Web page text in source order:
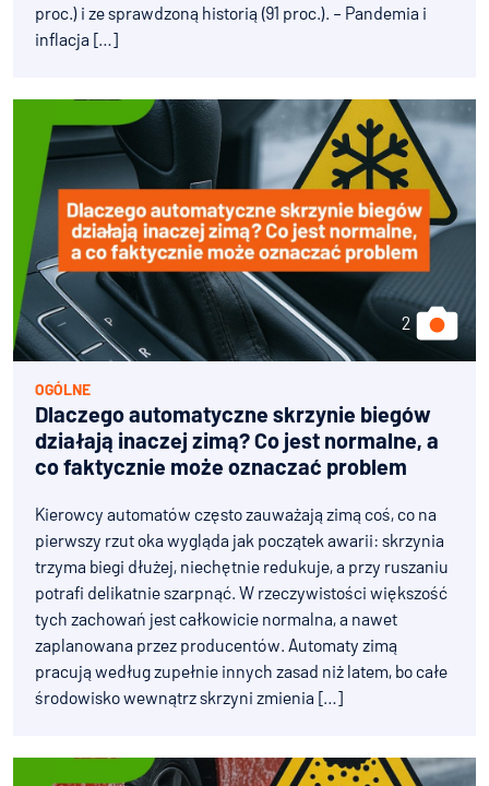
Jak kupić auto na
Bidcar?
Jak sprzedać auto
Jak wystawić auto
proc.) i ze sprawdzoną historią (91 proc.). – Pandemia i
inflacja […]
OGÓLNE
Dlaczego automatyczne skrzynie biegów
działają inaczej zimą? Co jest normalne, a
co faktycznie może oznaczać problem
Kierowcy automatów często zauważają zimą coś, co na
pierwszy rzut oka wygląda jak początek awarii: skrzynia
trzyma biegi dłużej, niechętnie redukuje, a przy ruszaniu
potrafi delikatnie szarpnąć. W rzeczywistości większość
tych zachowań jest całkowicie normalna, a nawet
zaplanowana przez producentów. Automaty zimą
pracują według zupełnie innych zasad niż latem, bo całe
środowisko wewnątrz skrzyni zmienia […]